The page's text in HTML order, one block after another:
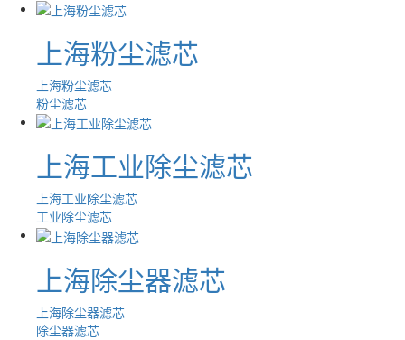
上海粉尘滤芯
上海粉尘滤芯
粉尘滤芯
上海工业除尘滤芯
上海工业除尘滤芯
工业除尘滤芯
上海除尘器滤芯
上海除尘器滤芯
除尘器滤芯